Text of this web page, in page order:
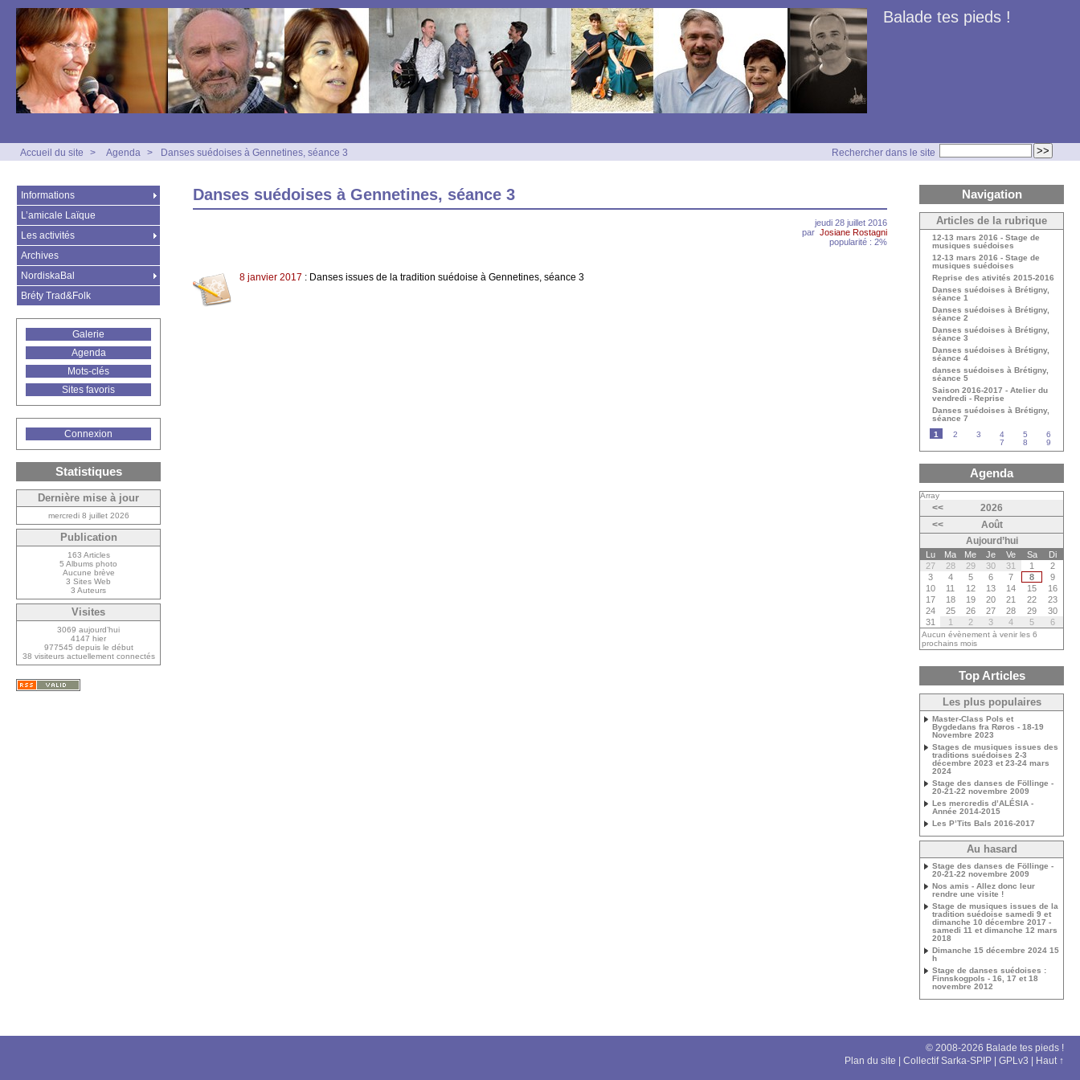
Balade tes pieds !
Rechercher dans le site
Accueil du site > Agenda > Danses suédoises à Gennetines, séance 3
Danses suédoises à Gennetines, séance 3
jeudi 28 juillet 2016
par Josiane Rostagni
popularité : 2%
8 janvier 2017 : Danses issues de la tradition suédoise à Gennetines, séance 3
Informations
L’amicale Laïque
Les activités
Archives
NordiskaBal
Bréty Trad&Folk
Galerie
Agenda
Mots-clés
Sites favoris
Connexion
Statistiques
Dernière mise à jour
mercredi 8 juillet 2026
Publication
163 Articles
5 Albums photo
Aucune brève
3 Sites Web
3 Auteurs
Visites
3069 aujourd’hui
4147 hier
977545 depuis le début
38 visiteurs actuellement connectés
Navigation
Articles de la rubrique
12-13 mars 2016 - Stage de
musiques suédoises
12-13 mars 2016 - Stage de
musiques suédoises
Reprise des ativités 2015-2016
Danses suédoises à Brétigny,
séance 1
Danses suédoises à Brétigny,
séance 2
Danses suédoises à Brétigny,
séance 3
Danses suédoises à Brétigny,
séance 4
danses suédoises à Brétigny,
séance 5
Saison 2016-2017 - Atelier du
vendredi - Reprise
Danses suédoises à Brétigny,
séance 7
1
2 3 4 5
6
7
8 9
Agenda
Array
<<
2026
<<
Août
Aujourd’hui
Lu Ma Me Je Ve Sa
Di
27
28 29 30 31 1
2
3
4 5 6 7 8
9
10
11 12 13 14 15
16
17
18 19 20 21 22
23
24
25 26 27 28 29
30
31
1 2 3 4 5 6
Aucun évènement à venir les 6
prochains mois
Top Articles
Les plus populaires
Master-Class Pols et
Bygdedans fra Røros - 18-19
Novembre 2023
Stages de musiques issues des
traditions suédoises 2-3
décembre 2023 et 23-24 mars
2024
Stage des danses de Föllinge -
20-21-22 novembre 2009
Les mercredis d’ALÉSIA -
Année 2014-2015
Les P’Tits Bals 2016-2017
Au hasard
Stage des danses de Föllinge -
20-21-22 novembre 2009
Nos amis - Allez donc leur
rendre une visite !
Stage de musiques issues de la
tradition suédoise samedi 9 et
dimanche 10 décembre 2017 -
samedi 11 et dimanche 12 mars
2018
Dimanche 15 décembre 2024 15
h
Stage de danses suédoises :
Finnskogpols - 16, 17 et 18
novembre 2012
© 2008-2026 Balade tes pieds !
Plan du site
Collectif Sarka-SPIP GPLv3 Haut ↑